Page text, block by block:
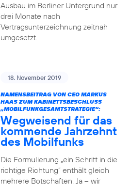
Ausbau im Berliner Untergrund nur
drei Monate nach
Vertragsunterzeichnung zeitnah
umgesetzt.
18. November 2019
NAMENSBEITRAG VON CEO MARKUS
HAAS ZUM KABINETTSBESCHLUSS
„MOBILFUNKGESAMTSTRATEGIE“:
Wegweisend für das
kommende Jahrzehnt
des Mobilfunks
Die Formulierung „ein Schritt in die
richtige Richtung“ enthält gleich
mehrere Botschaften. Ja – wir